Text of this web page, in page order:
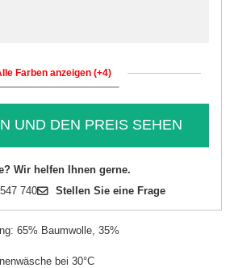
Farben anzeigen (+4)
UND DEN PREIS SEHEN
Wir helfen Ihnen gerne.
740 Stellen Sie eine Frage
65% Baumwolle, 35%
bei 30°C